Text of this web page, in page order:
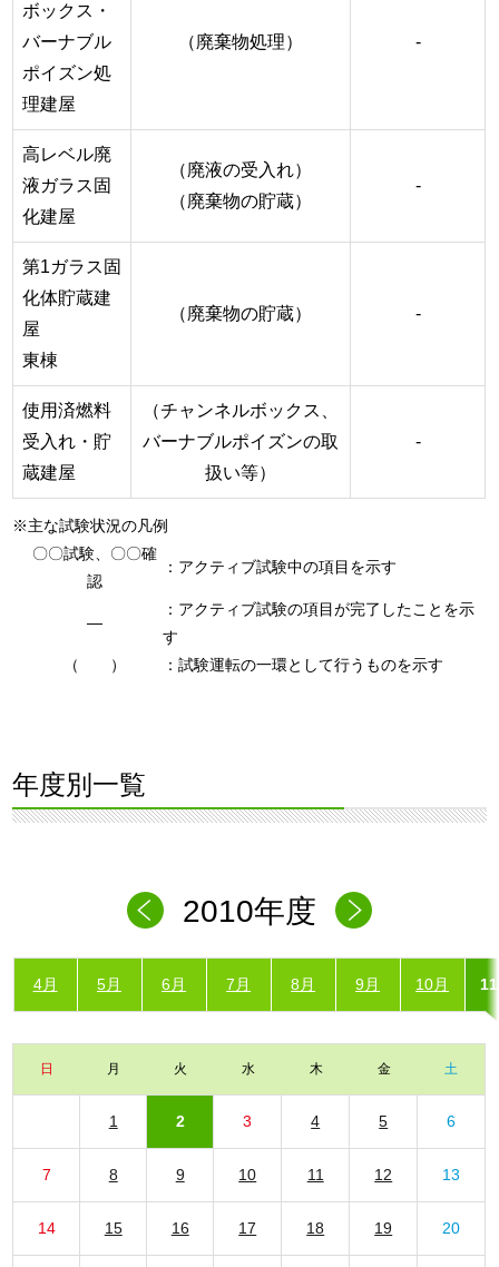
ボックス・
バーナブル
ポイズン処
理建屋
（廃棄物処理） -
高レベル廃
液ガラス固
化建屋
（廃液の受入れ）
（廃棄物の貯蔵）
-
第1ガラス固
化体貯蔵建
屋
東棟
（廃棄物の貯蔵） -
使用済燃料
受入れ・貯
蔵建屋
（チャンネルボックス、
バーナブルポイズンの取
扱い等）
-
※主な試験状況の凡例
〇〇試験、〇〇確
認
：アクティブ試験中の項目を示す
―
：アクティブ試験の項目が完了したことを示
す
（ ）
：試験運転の一環として行うものを示す
年度別一覧
2010年度
4月 5月 6月 7月 8月 9月 10月
日 月 火 水 木 金 土
1 2 3 4 5 6
7 8 9 10 11 12 13
14 15 16 17 18 19 20